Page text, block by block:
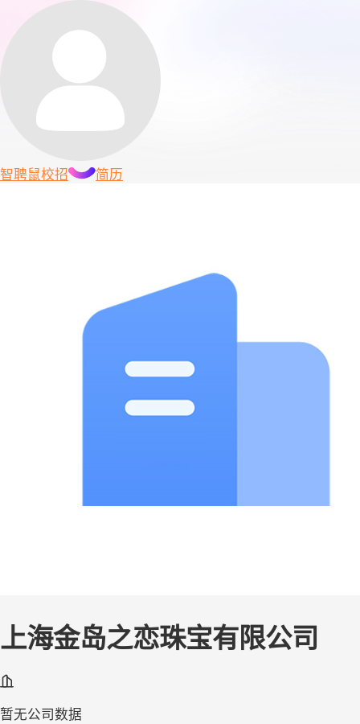
智聘鼠校招 简历
上海金岛之恋珠宝有限公司
暂无公司数据